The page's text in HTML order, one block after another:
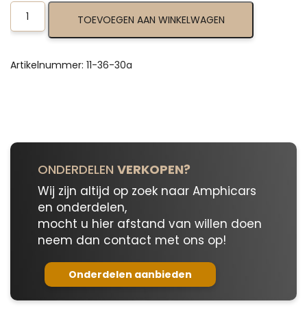
Chrome
Cap
Nut
36-
TOEVOEGEN AAN WINKELWAGEN
Artikelnummer: 11-36-30a
ONDERDELEN VERKOPEN?
Wij zijn altijd op zoek naar Amphicars
en onderdelen,
mocht u hier afstand van willen doen
neem dan contact met ons op!
Onderdelen aanbieden